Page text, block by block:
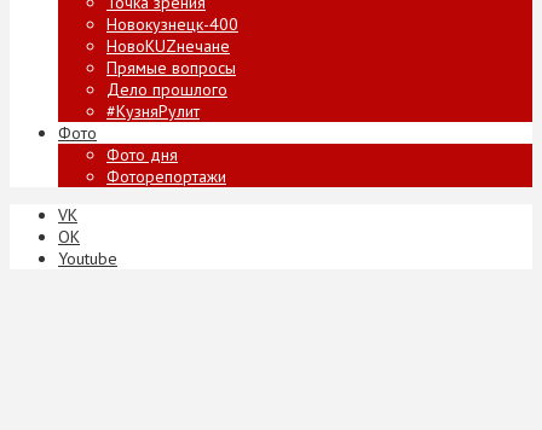
Новокузнецк-400
НовоKUZнечане
Прямые вопросы
Дело прошлого
#КузняРулит
Фото
Фото дня
Фоторепортажи
VK
ОК
Youtube